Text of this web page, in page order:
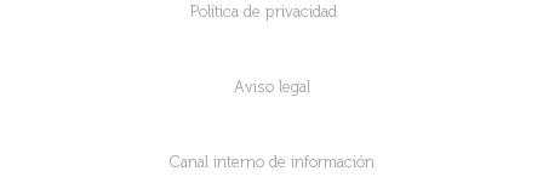
Política de privacidad
Aviso legal
Canal interno de información